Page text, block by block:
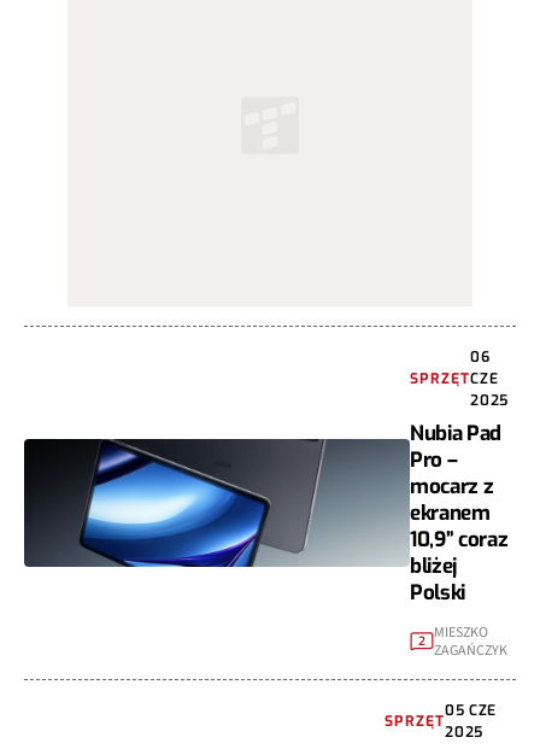
SPRZĘT
06
CZE
2025
Nubia Pad
Pro –
mocarz z
ekranem
10,9” coraz
bliżej
Polski
2
MIESZKO
ZAGAŃCZYK
SPRZĘT
05 CZE
2025